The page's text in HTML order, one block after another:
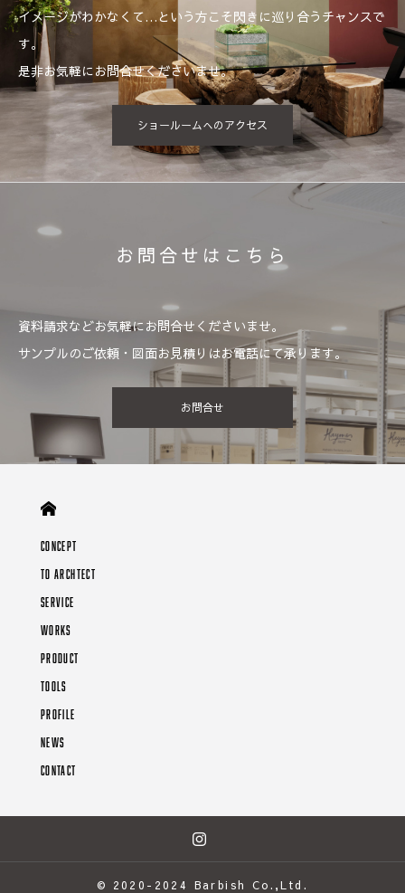
イメージがわかなくて…という方こそ閃きに巡り合うチャンスで
す。
是非お気軽にお問合せくださいませ。
ショールームへのアクセス
お問合せはこちら
資料請求などお気軽にお問合せくださいませ。
サンプルのご依頼・図面お見積りはお電話にて承ります。
お問合せ
CONCEPT
TO ARCHTECT
SERVICE
WORKS
PRODUCT
TOOLS
PROFILE
NEWS
CONTACT
© 2020-2024 Barbish Co.,Ltd.